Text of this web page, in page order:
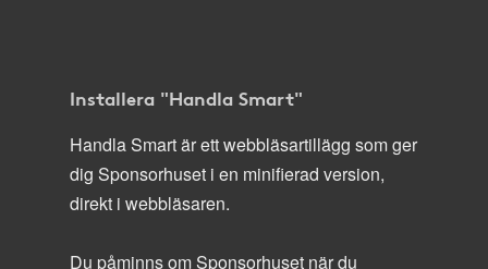
Installera "Handla Smart"
Handla Smart är ett webbläsartillägg som ger
dig Sponsorhuset i en minifierad version,
direkt i webbläsaren.
Du påminns om Sponsorhuset när du